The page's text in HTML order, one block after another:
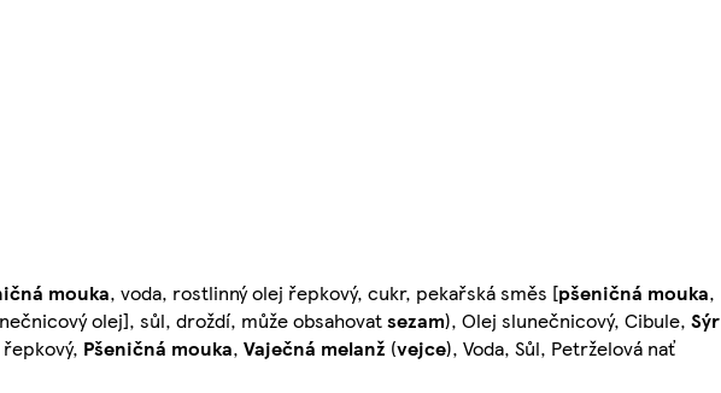
mouka, voda, rostlinný olej řepkový, cukr, pekařská směs [pšeničná mouka,
olej], sůl, droždí, může obsahovatsezam), Olej slunečnicový, Cibule, Sýr
Pšeničná mouka, Vaječná melanž (vejce), Voda, Sůl, Petrželová nať